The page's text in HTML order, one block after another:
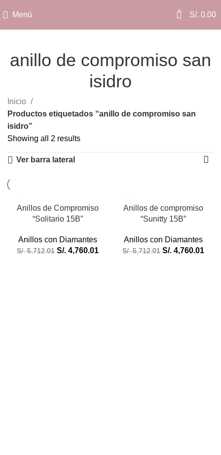
Menú 0 S/. 0.00
anillo de compromiso san
isidro
Inicio
Productos etiquetados “anillo de compromiso san
isidro”
Showing all 2 results
Ver barra lateral
Anillos de Compromiso
“Solitario 15B”
Anillos con Diamantes
S/.5,712.01 S/. 4,760.01
Anillos de compromiso
“Sunitty 15B”
Anillos con Diamantes
S/.5,712.01 S/. 4,760.01